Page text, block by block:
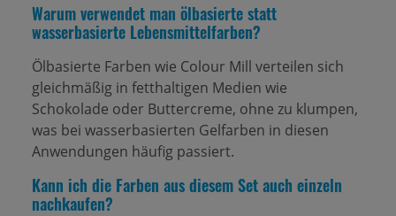
Warum verwendet man ölbasierte statt
wasserbasierte Lebensmittelfarben?
Ölbasierte Farben wie Colour Mill verteilen sich
gleichmäßig in fetthaltigen Medien wie
Schokolade oder Buttercreme, ohne zu klumpen,
was bei wasserbasierten Gelfarben in diesen
Anwendungen häufig passiert.
Kann ich die Farben aus diesem Set auch einzeln
nachkaufen?